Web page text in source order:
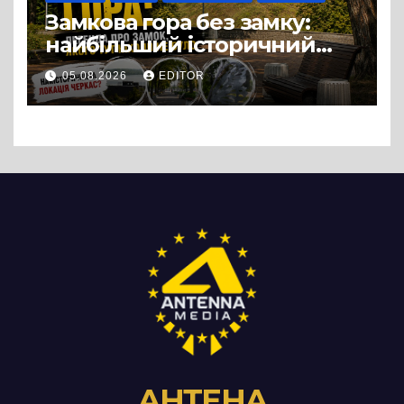
Замкова гора без замку:
найбільший історичний
міф Черкас
05.08.2026 EDITOR